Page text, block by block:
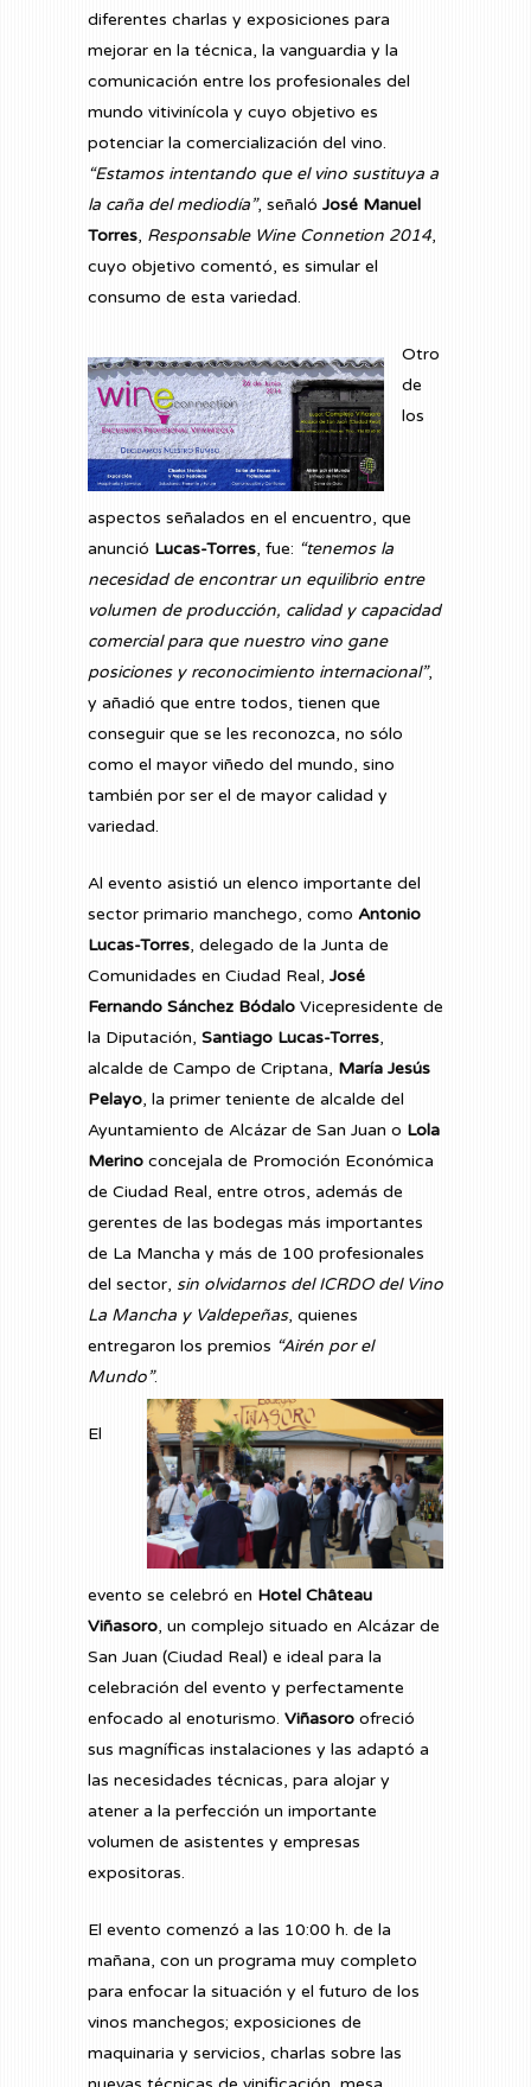
diferentes charlas y exposiciones para
mejorar en la técnica, la vanguardia y la
comunicación entre los profesionales del
mundo vitivinícola y cuyo objetivo es
potenciar la comercialización del vino.
“Estamos intentando que el vino sustituya a
la caña del mediodía”, señaló José Manuel
Torres, Responsable Wine Connetion 2014,
cuyo objetivo comentó, es simular el
consumo de esta variedad.
Otro
de
los
aspectos señalados en el encuentro, que
anunció Lucas-Torres, fue: “tenemos la
necesidad de encontrar un equilibrio entre
volumen de producción, calidad y capacidad
comercial para que nuestro vino gane
posiciones y reconocimiento internacional”,
y añadió que entre todos, tienen que
conseguir que se les reconozca, no sólo
como el mayor viñedo del mundo, sino
también por ser el de mayor calidad y
variedad.
Al evento asistió un elenco importante del
sector primario manchego, como Antonio
Lucas-Torres, delegado de la Junta de
Comunidades en Ciudad Real, José
Fernando Sánchez Bódalo Vicepresidente de
la Diputación, Santiago Lucas-Torres,
alcalde de Campo de Criptana, María Jesús
Pelayo, la primer teniente de alcalde del
Ayuntamiento de Alcázar de San Juan o Lola
Merino concejala de Promoción Económica
de Ciudad Real, entre otros, además de
gerentes de las bodegas más importantes
de La Mancha y más de 100 profesionales
del sector, sin olvidarnos del ICRDO del Vino
La Mancha y Valdepeñas, quienes
entregaron los premios “Airén por el
Mundo”.
El
evento se celebró en Hotel Château
Viñasoro, un complejo situado en Alcázar de
San Juan (Ciudad Real) e ideal para la
celebración del evento y perfectamente
enfocado al enoturismo. Viñasoro ofreció
sus magníficas instalaciones y las adaptó a
las necesidades técnicas, para alojar y
atener a la perfección un importante
volumen de asistentes y empresas
expositoras.
El evento comenzó a las 10:00 h. de la
mañana, con un programa muy completo
para enfocar la situación y el futuro de los
vinos manchegos; exposiciones de
maquinaria y servicios, charlas sobre las